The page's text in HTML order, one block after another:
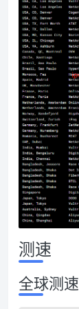
测速
全球测速